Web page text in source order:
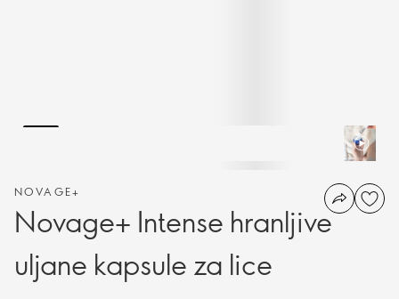
NOVAGE+
Novage+ Intense hranljive
uljane kapsule za lice